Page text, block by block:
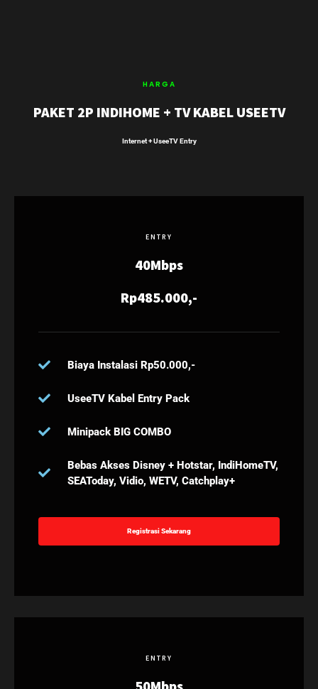
HARGA
PAKET 2P INDIHOME + TV KABEL USEETV
Internet + UseeTV Entry
ENTRY
40Mbps
Rp485.000,-
Biaya Instalasi Rp50.000,-
UseeTV Kabel Entry Pack
Minipack BIG COMBO
Bebas Akses Disney + Hotstar, IndiHomeTV,
SEAToday, Vidio, WETV, Catchplay+
Registrasi Sekarang
ENTRY